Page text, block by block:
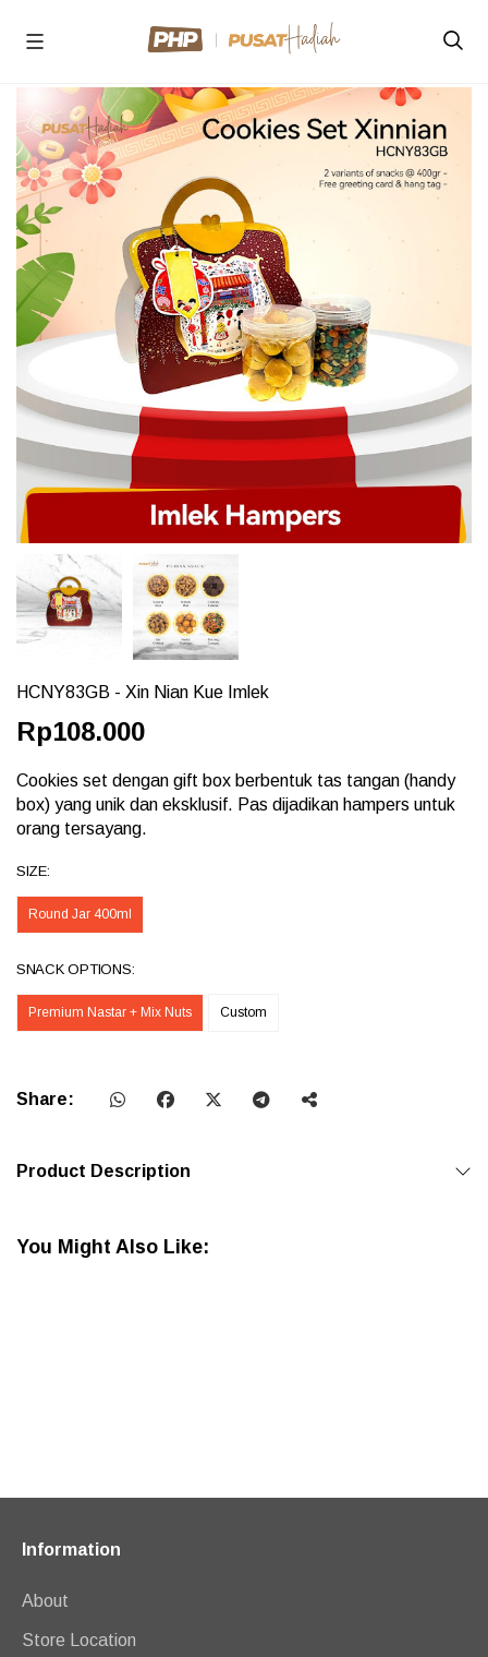
HCNY83GB - Xin Nian Kue Imlek
Rp108.000
Cookies set dengan gift box berbentuk tas tangan (handy
box) yang unik dan eksklusif. Pas dijadikan hampers untuk
orang tersayang.
SIZE:
Round Jar 400ml
SNACK OPTIONS:
Premium Nastar + Mix Nuts Custom
Share:
Product Description
You Might Also Like:
Information
About
Store Location